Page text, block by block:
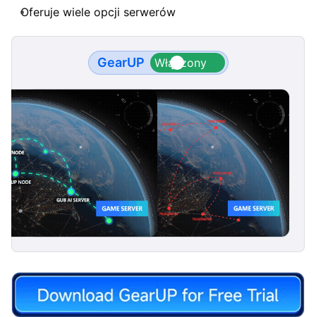
Oferuje wiele opcji serwerów
GearUP